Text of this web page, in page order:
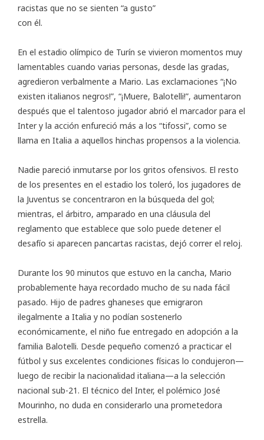
racistas que no se sienten “a gusto”
con él.
En el estadio olímpico de Turín se vivieron momentos muy
lamentables cuando varias personas, desde las gradas,
agredieron verbalmente a Mario. Las exclamaciones “¡No
existen italianos negros!”, “¡Muere, Balotelli!”, aumentaron
después que el talentoso jugador abrió el marcador para el
Inter y la acción enfureció más a los “tifossi”, como se
llama en Italia a aquellos hinchas propensos a la violencia.
Nadie pareció inmutarse por los gritos ofensivos. El resto
de los presentes en el estadio los toleró, los jugadores de
la Juventus se concentraron en la búsqueda del gol;
mientras, el árbitro, amparado en una cláusula del
reglamento que establece que solo puede detener el
desafío si aparecen pancartas racistas, dejó correr el reloj.
Durante los 90 minutos que estuvo en la cancha, Mario
probablemente haya recordado mucho de su nada fácil
pasado. Hijo de padres ghaneses que emigraron
ilegalmente a Italia y no podían sostenerlo
económicamente, el niño fue entregado en adopción a la
familia Balotelli. Desde pequeño comenzó a practicar el
fútbol y sus excelentes condiciones físicas lo condujeron—
luego de recibir la nacionalidad italiana—a la selección
nacional sub-21. El técnico del Inter, el polémico José
Mourinho, no duda en considerarlo una prometedora
estrella.